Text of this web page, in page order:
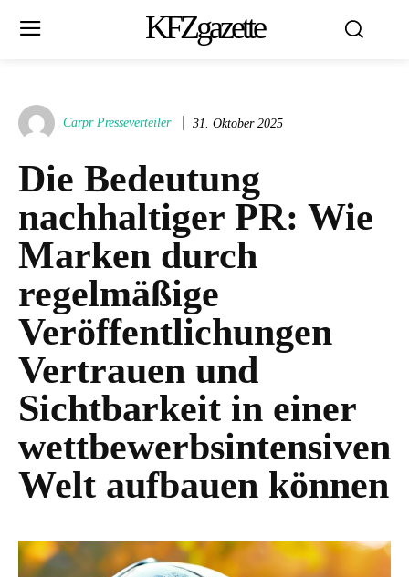
KFZgazette
Carpr Presseverteiler 31. Oktober 2025
Die Bedeutung
nachhaltiger PR: Wie
Marken durch
regelmäßige
Veröffentlichungen
Vertrauen und
Sichtbarkeit in einer
wettbewerbsintensiven
Welt aufbauen können